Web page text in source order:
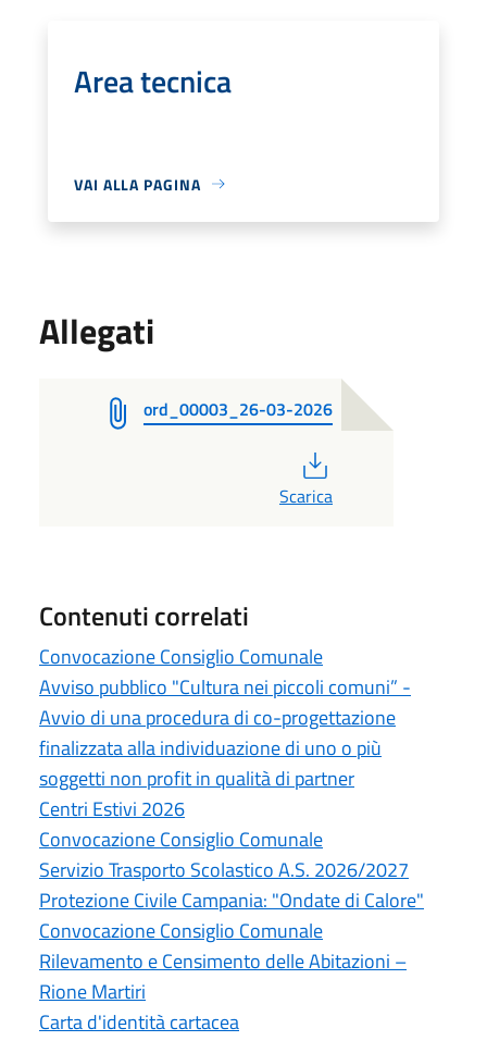
Area tecnica
VAI ALLA PAGINA
Allegati
ord_00003_26-03-2026
Scarica
Contenuti correlati
Convocazione Consiglio Comunale
Avviso pubblico "Cultura nei piccoli comuni” -
Avvio di una procedura di co-progettazione
finalizzata alla individuazione di uno o più
soggetti non profit in qualità di partner
Centri Estivi 2026
Convocazione Consiglio Comunale
Servizio Trasporto Scolastico A.S. 2026/2027
Protezione Civile Campania: "Ondate di Calore"
Convocazione Consiglio Comunale
Rilevamento e Censimento delle Abitazioni –
Rione Martiri
Carta d'identità cartacea